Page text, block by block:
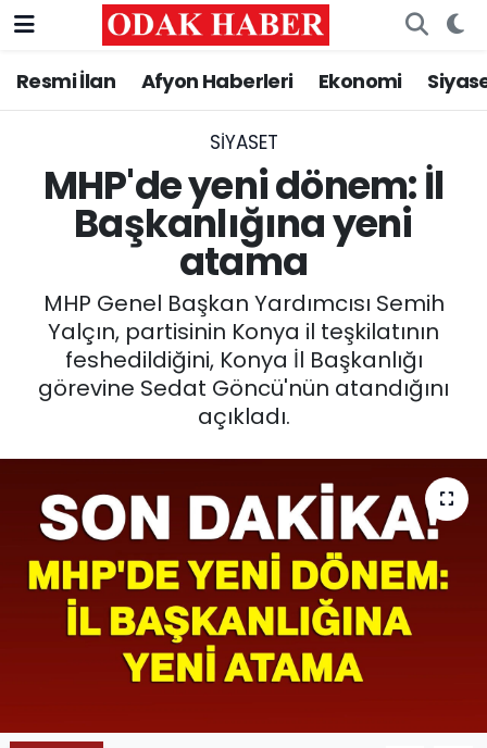
Resmi İlan Afyon Haberleri Ekonomi
SIYASET
MHP'de yeni dönem: İl
Başkanlığına yeni
atama
MHP Genel Başkan Yardımcısı Semih
Yalçın, partisinin Konya il teşkilatının
feshedildiğini, Konya İl Başkanlığı
görevine Sedat Göncü'nün atandığını
açıkladı.
AFYONKARAHİSAR HABERLERİ
ASAYİŞ
GÜNCEL
SİYASET
EĞİTİM
SPOR
11:11 MANŞET
Nöbetçi Eczaneler
Trafik Durumu
Süper Lig Puan Durumu ve Fikstür
Tüm Manşetler
Son Dakika Haberleri